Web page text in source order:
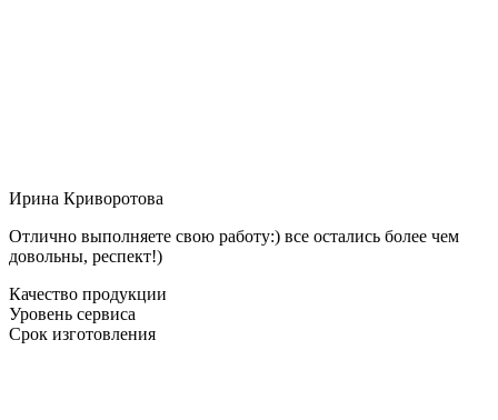
Ирина Криворотова
Отлично выполняете свою работу:) все остались более чем
довольны, респект!)
Качество продукции
Уровень сервиса
Срок изготовления